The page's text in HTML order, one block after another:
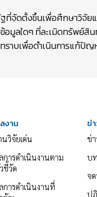
จัดตั้งขึ้นเพื่อศึกษาวิจัย
มูลใดๆ ที่ละเมิดทรัพย์
าบเพื่อดำเนินการแก้ปัญ
งาน
นวิจัยเด่น
การดำเนินงานตาม
ชี้วัด
การดำเนินงานที่
ข่
ข่
บ
จ
ป